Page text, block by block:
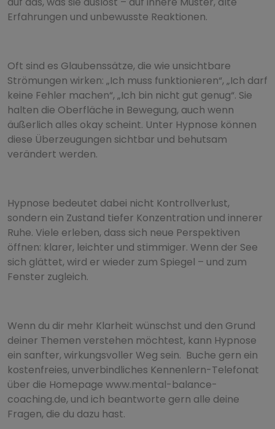
Erfahrungen und unbewusste Reaktionen.
Oft sind es Glaubenssätze, die wie unsichtbare
Strömungen wirken: „Ich muss funktionieren“, „Ich darf
keine Fehler machen“, „Ich bin nicht gut genug“. Sie
halten die Oberfläche in Bewegung, auch wenn
äußerlich alles okay scheint. Unter Hypnose können
diese Überzeugungen sichtbar und behutsam
verändert werden.
Hypnose bedeutet dabei nicht Kontrollverlust,
sondern ein Zustand tiefer Konzentration und innerer
Ruhe. Viele erleben, dass sich neue Perspektiven
öffnen: klarer, leichter und stimmiger. Wenn der See
sich glättet, wird er wieder zum Spiegel – und zum
Fenster zugleich.
Wenn du dir mehr Klarheit wünschst und den Grund
deiner Themen verstehen möchtest, kann Hypnose
ein sanfter, wirkungsvoller Weg sein. Buche gern ein
kostenfreies, unverbindliches Kennenlern-Telefonat
über die Homepage www.mental-balance-
coaching.de, und ich beantworte gern alle deine
Fragen, die du dazu hast.